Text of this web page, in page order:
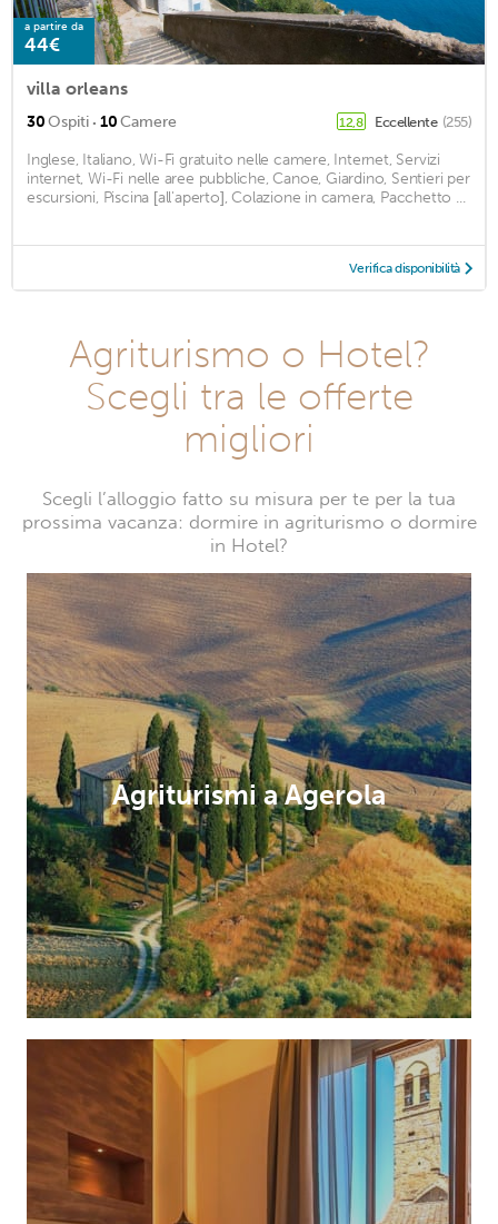
a partire da
44€
villa orleans
30Ospiti · 10Camere 12,8 Eccellente (255)
Inglese, Italiano, Wi-Fi gratuito nelle camere, Internet, Servizi
internet, Wi-Fi nelle aree pubbliche, Canoe, Giardino, Sentieri per
escursioni, Piscina [all'aperto], Colazione in camera, Pacchetto ...
Verifica disponibilità
Agriturismo o Hotel?
Scegli tra le offerte
migliori
Scegli l’alloggio fatto su misura per te per la tua
prossima vacanza: dormire in agriturismo o dormire
in Hotel?
Agriturismi a Agerola